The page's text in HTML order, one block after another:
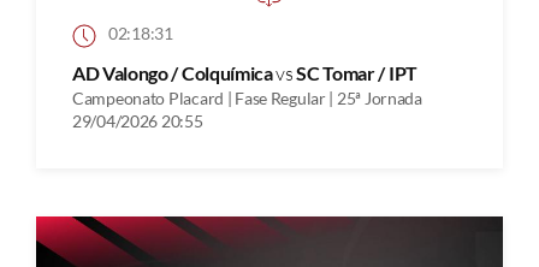
02:18:31
AD Valongo / ColquímicavsSC Tomar / IPT
Campeonato Placard | Fase Regular | 25ª Jornada
29/04/2026 20:55